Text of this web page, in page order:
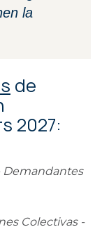
la
de
2027:
Demandantes
Colectivas -